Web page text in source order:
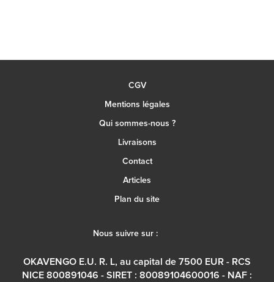
CGV
Mentions légales
Qui sommes-nous ?
Livraisons
Contact
Articles
Plan du site
Nous suivre sur :
OKAVENGO E.U. R. L, au capital de 7500 EUR - RCS
NICE 800891046 - SIRET : 80089104600016 - NAF :